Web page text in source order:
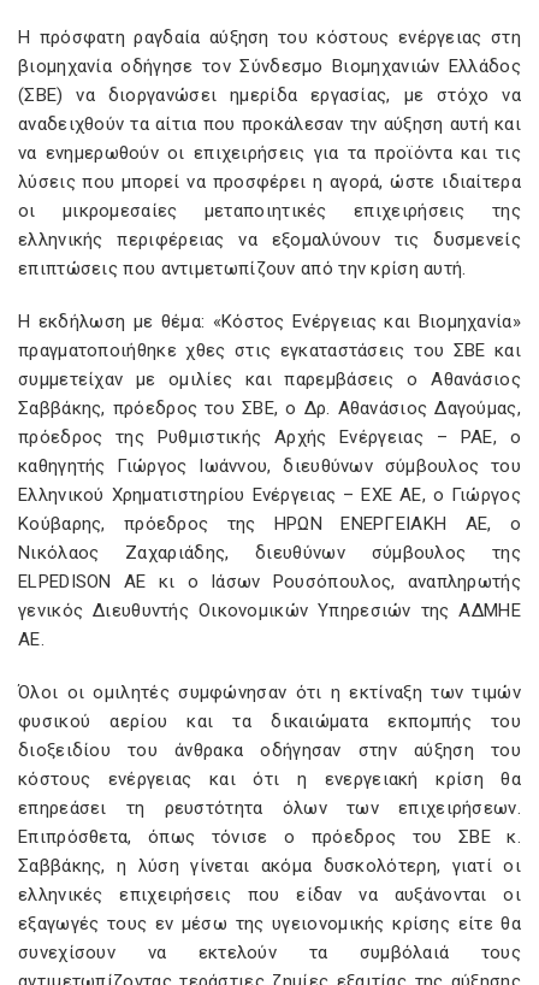
Η πρόσφατη ραγδαία αύξηση του κόστους ενέργειας στη
βιομηχανία οδήγησε τον Σύνδεσμο Βιομηχανιών Ελλάδος
(ΣΒΕ) να διοργανώσει ημερίδα εργασίας, με στόχο να
αναδειχθούν τα αίτια που προκάλεσαν την αύξηση αυτή και
να ενημερωθούν οι επιχειρήσεις για τα προϊόντα και τις
λύσεις που μπορεί να προσφέρει η αγορά, ώστε ιδιαίτερα
οι μικρομεσαίες μεταποιητικές επιχειρήσεις της
ελληνικής περιφέρειας να εξομαλύνουν τις δυσμενείς
επιπτώσεις που αντιμετωπίζουν από την κρίση αυτή.
Η εκδήλωση με θέμα: «Κόστος Ενέργειας και Βιομηχανία»
πραγματοποιήθηκε χθες στις εγκαταστάσεις του ΣΒΕ και
συμμετείχαν με ομιλίες και παρεμβάσεις ο Αθανάσιος
Σαββάκης, πρόεδρος του ΣΒΕ, ο Δρ. Αθανάσιος Δαγούμας,
πρόεδρος της Ρυθμιστικής Αρχής Ενέργειας – ΡΑΕ, ο
καθηγητής Γιώργος Ιωάννου, διευθύνων σύμβουλος του
Ελληνικού Χρηματιστηρίου Ενέργειας – ΕΧΕ ΑΕ, ο Γιώργος
Κούβαρης, πρόεδρος της ΗΡΩΝ ΕΝΕΡΓΕΙΑΚΗ ΑΕ, ο
Νικόλαος Ζαχαριάδης, διευθύνων σύμβουλος της
ELPEDISON AE κι ο Ιάσων Ρουσόπουλος, αναπληρωτής
γενικός Διευθυντής Οικονομικών Υπηρεσιών της ΑΔΜΗΕ
ΑΕ.
Όλοι οι ομιλητές συμφώνησαν ότι η εκτίναξη των τιμών
φυσικού αερίου και τα δικαιώματα εκπομπής του
διοξειδίου του άνθρακα οδήγησαν στην αύξηση του
κόστους ενέργειας και ότι η ενεργειακή κρίση θα
επηρεάσει τη ρευστότητα όλων των επιχειρήσεων.
Επιπρόσθετα, όπως τόνισε ο πρόεδρος του ΣΒΕ κ.
Σαββάκης, η λύση γίνεται ακόμα δυσκολότερη, γιατί οι
ελληνικές επιχειρήσεις που είδαν να αυξάνονται οι
εξαγωγές τους εν μέσω της υγειονομικής κρίσης είτε θα
συνεχίσουν να εκτελούν τα συμβόλαιά τους